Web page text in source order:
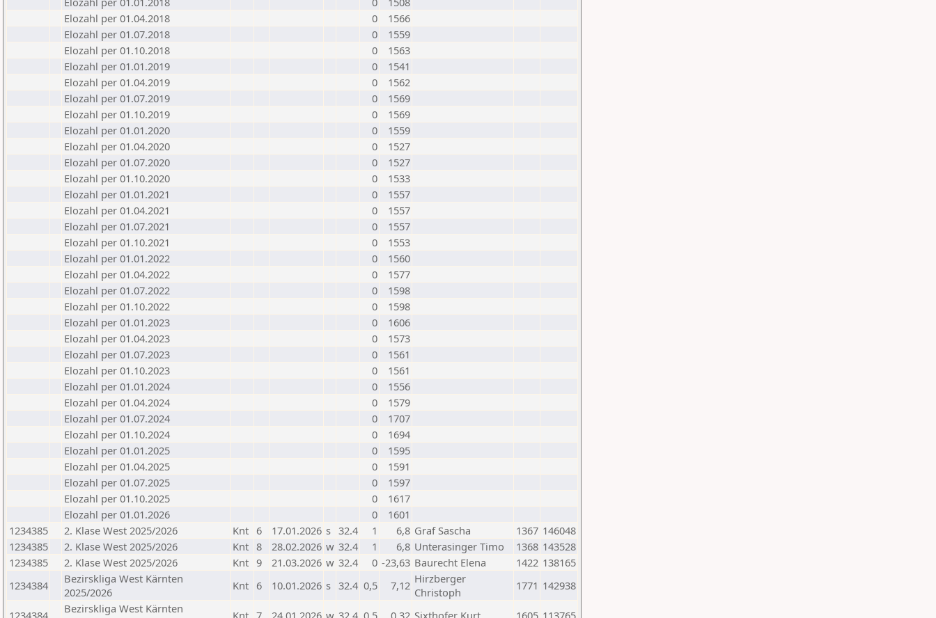
Elozahl per 01.04.2018
0
1566
Elozahl per 01.07.2018
0
1559
Elozahl per 01.10.2018
0
1563
Elozahl per 01.01.2019
0
1541
Elozahl per 01.04.2019
0
1562
Elozahl per 01.07.2019
0
1569
Elozahl per 01.10.2019
0
1569
Elozahl per 01.01.2020
0
1559
Elozahl per 01.04.2020
0
1527
Elozahl per 01.07.2020
0
1527
Elozahl per 01.10.2020
0
1533
Elozahl per 01.01.2021
0
1557
Elozahl per 01.04.2021
0
1557
Elozahl per 01.07.2021
0
1557
Elozahl per 01.10.2021
0
1553
Elozahl per 01.01.2022
0
1560
Elozahl per 01.04.2022
0
1577
Elozahl per 01.07.2022
0
1598
Elozahl per 01.10.2022
0
1598
Elozahl per 01.01.2023
0
1606
Elozahl per 01.04.2023
0
1573
Elozahl per 01.07.2023
0
1561
Elozahl per 01.10.2023
0
1561
Elozahl per 01.01.2024
0
1556
Elozahl per 01.04.2024
0
1579
Elozahl per 01.07.2024
0
1707
Elozahl per 01.10.2024
0
1694
Elozahl per 01.01.2025
0
1595
Elozahl per 01.04.2025
0
1591
Elozahl per 01.07.2025
0
1597
Elozahl per 01.10.2025
0
1617
Elozahl per 01.01.2026
0
1601
1234385
2. Klase West 2025/2026 Knt 6 17.01.2026 s 32.4 1 6,8 Graf Sascha 1367 146048
1234385
2. Klase West 2025/2026 Knt 8 28.02.2026 w 32.4 1 6,8 Unterasinger Timo 1368 143528
1234385
2. Klase West 2025/2026 Knt 9 21.03.2026 w 32.4 0 -23,63 Baurecht Elena 1422 138165
1234384
Bezirskliga West Kärnten
2025/2026
Knt 6 10.01.2026 s 32.4 0,5 7,12 Hirzberger
Christoph
1771 142938
1234384
Bezirskliga West Kärnten
Knt 7 24.01.2026 w 32.4 0,5 0,32 Sixthofer Kurt 1605 113765